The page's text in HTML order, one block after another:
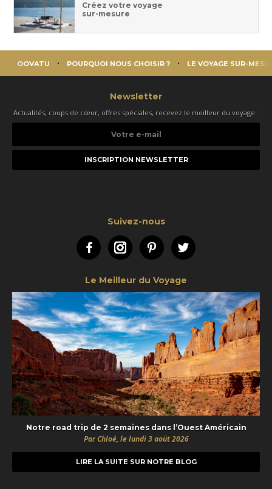
Créez votre voyage
sur-mesure
OOVATU POURQUOI NOUS CHOISIR ? LE VOYAGE SUR-
Newsletter
Actualités, coups de cœur, offres spéciales, recevez le meilleur du voyage :
e-
Suivez-nous
FacebookInstagramPinterestTwitter
Le Meilleur du Voyage
Notre road trip de 2 semaines dans l’Ouest Américain
Par Chloé, le lundi 3 août 2026
LIRE LA SUITE SUR NOTRE BLOG